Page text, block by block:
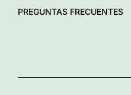
PREGUNTAS FRECUENTES